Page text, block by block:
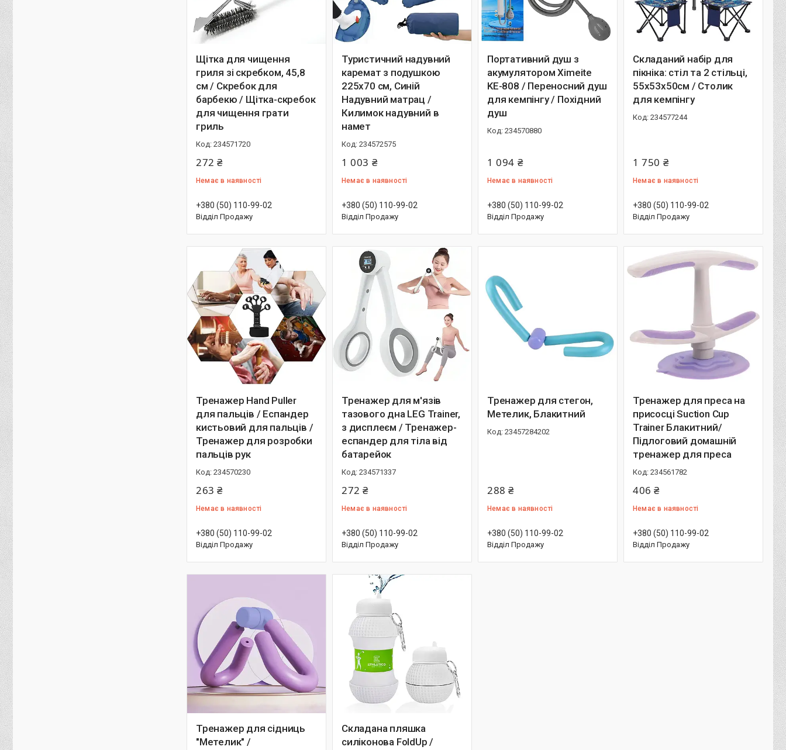
Щітка для чищення
гриля зі скребком, 45,8
см / Скребок для
барбекю / Щітка-скребок
для чищення грати
гриль
234571720
272 ₴
Немає в наявності
+380 (50) 110-99-02
Відділ Продажу
Туристичний надувний
каремат з подушкою
225х70 см, Синій
Надувний матрац /
Килимок надувний в
намет
234572575
1 003 ₴
Немає в наявності
+380 (50) 110-99-02
Відділ Продажу
Портативний душ з
акумулятором Ximeite
KE-808 / Переносний душ
для кемпінгу / Похідний
душ
234570880
1 094 ₴
Немає в наявності
+380 (50) 110-99-02
Відділ Продажу
Складаний набір для
пікніка: стіл та 2 стільці,
55х53х50см / Столик
для кемпінгу
234577244
1 750 ₴
Немає в наявності
+380 (50) 110-99-02
Відділ Продажу
Тренажер Hand Puller
для пальців / Еспандер
кистьовий для пальців /
Тренажер для розробки
пальців рук
234570230
263 ₴
Немає в наявності
+380 (50) 110-99-02
Відділ Продажу
Тренажер для м'язів
тазового дна LEG Trainer,
з дисплеєм / Тренажер-
еспандер для тіла від
батарейок
234571337
272 ₴
Немає в наявності
+380 (50) 110-99-02
Відділ Продажу
Тренажер для стегон,
Метелик, Блакитний
23457284202
288 ₴
Немає в наявності
+380 (50) 110-99-02
Відділ Продажу
Тренажер для преса на
присосці Suction Cup
Trainer Блакитний/
Підлоговий домашній
тренажер для преса
234561782
406 ₴
Немає в наявності
+380 (50) 110-99-02
Відділ Продажу
Тренажер для сідниць
"Метелик" /
Складана пляшка
силіконова FoldUp /